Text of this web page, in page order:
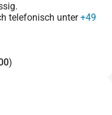
telefonisch unter+49
)